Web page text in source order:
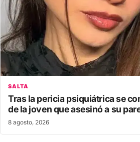
SALTA
Tras la pericia psiquiátrica se
de la joven que asesinó a su
8 agosto, 2026